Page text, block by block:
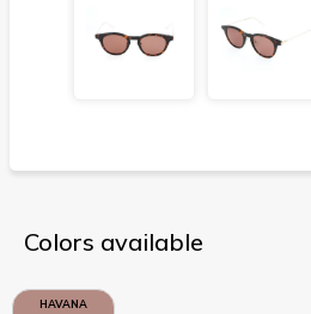
Colors available
HAVANA